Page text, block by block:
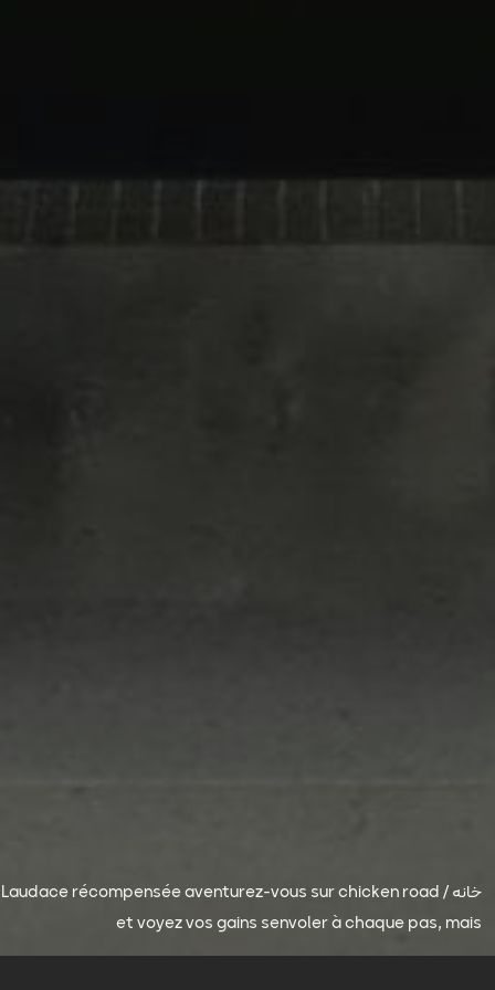
خانه/
Laudace récompensée aventurez-vous sur chicken road
et voyez vos gains senvoler à chaque pas, mais